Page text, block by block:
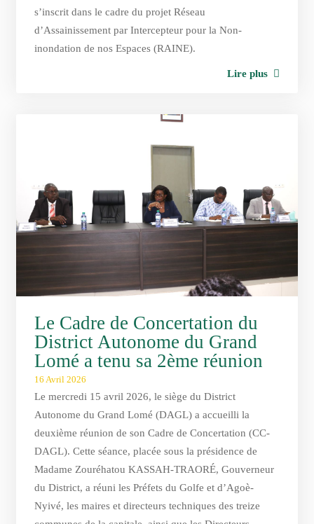
s’inscrit dans le cadre du projet Réseau
d’Assainissement par Intercepteur pour la Non-
inondation de nos Espaces (RAINE).
Lire plus
Le Cadre de Concertation du
District Autonome du Grand
Lomé a tenu sa 2ème réunion
16 Avril 2026
Le mercredi 15 avril 2026, le siège du District
Autonome du Grand Lomé (DAGL) a accueilli la
deuxième réunion de son Cadre de Concertation (CC-
DAGL). Cette séance, placée sous la présidence de
Madame Zouréhatou KASSAH-TRAORÉ, Gouverneur
du District, a réuni les Préfets du Golfe et d’Agoè-
Nyivé, les maires et directeurs techniques des treize